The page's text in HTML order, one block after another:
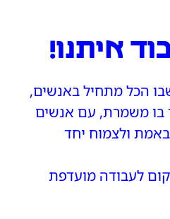
איתנו!
הכל מתחיל באנשים,
בו משמרת, עם אנשים
ולצמוח יחד
לעבודה מועדפת